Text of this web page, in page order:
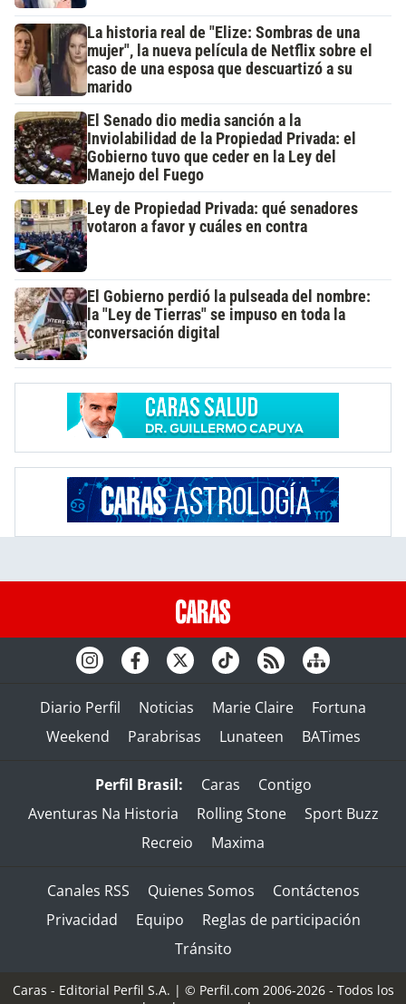
La historia real de "Elize: Sombras de una
mujer", la nueva película de Netflix sobre el
caso de una esposa que descuartizó a su
marido
El Senado dio media sanción a la
Inviolabilidad de la Propiedad Privada: el
Gobierno tuvo que ceder en la Ley del
Manejo del Fuego
Ley de Propiedad Privada: qué senadores
votaron a favor y cuáles en contra
El Gobierno perdió la pulseada del nombre:
la "Ley de Tierras" se impuso en toda la
conversación digital
Diario Perfil Noticias Marie Claire
Fortuna
Weekend
Parabrisas Lunateen BATimes
Perfil Brasil: Caras
Contigo
Aventuras Na Historia
Rolling Stone
Sport Buzz
Recreio
Maxima
Canales RSS Quienes Somos
Contáctenos
Privacidad
Equipo
Reglas de participación
Tránsito
Caras - Editorial Perfil S.A. | © Perfil.com 2006-2026 - Todos los